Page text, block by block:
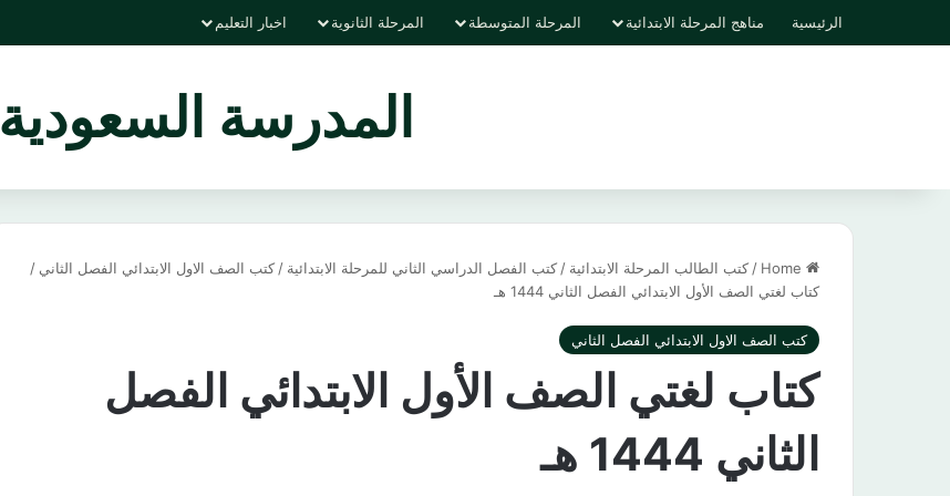
الرئيسية مناهج المرحلة الابتدائية المرحلة المتوسطة المرحلة الثانوية اخبار التعليم
المدرسة السعودية
/ كتب الطالب المرحلة الابتدائية / كتب الفصل الدراسي الثاني للمرحلة الابتدائية / كتب الصف الاول الابتدائي الفصل الثاني /
كتاب لغتي الصف الأول الابتدائي الفصل الثاني 1444 هـ
كتب الصف الاول الابتدائي الفصل الثاني
كتاب لغتي الصف الأول الابتدائي الفصل
الثاني 1444 هـ